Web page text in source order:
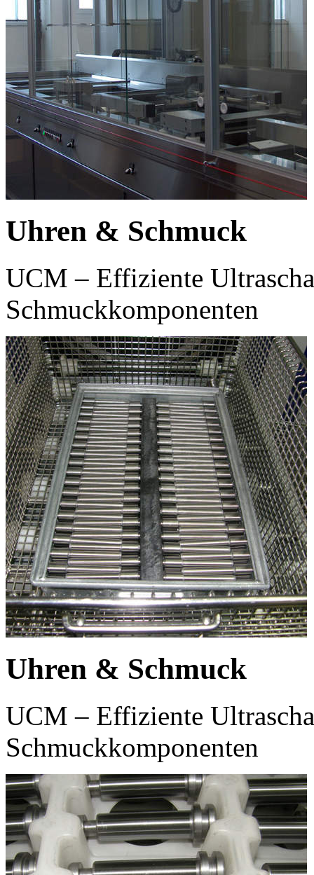
Uhren & Schmuck
UCM – Effiziente
Schmuckkomponenten
Uhren & Schmuck
UCM – Effiziente
Schmuckkomponenten